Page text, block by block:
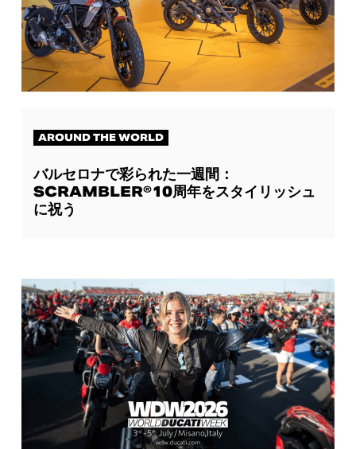
AROUND THE WORLD
バルセロナで彩られた一週間：
SCRAMBLER®10周年をスタイリッシュ
に祝う